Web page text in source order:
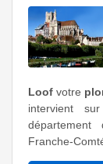
Loof votre
intervient
Franche-